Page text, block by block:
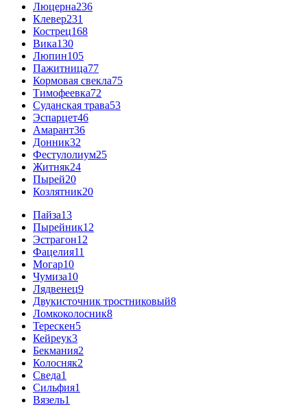
Люцерна236
Клевер231
Кострец168
Вика130
Люпин105
Пажитница77
Кормовая свекла75
Тимофеевка72
Суданская трава53
Эспарцет46
Амарант36
Донник32
Фестулолиум25
Житняк24
Пырей20
Козлятник20
Пайза13
Пырейник12
Эстрагон12
Фацелия11
Могар10
Чумиза10
Лядвенец9
Двукисточник тростниковый8
Ломкоколосник8
Терескен5
Кейреук3
Бекмания2
Колосняк2
Сведа1
Сильфия1
Вязель1